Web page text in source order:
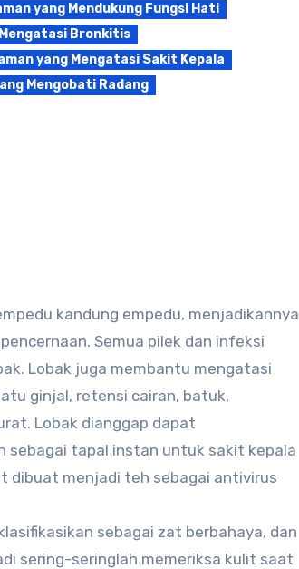
yang Mendukung Fungsi Hati
Bronkitis
yang Mengatasi Sakit Kepala
Mengobati Radang
kandung empedu, menjadikannya
Semua pilek dan infeksi
Lobak juga membantu mengatasi
ginjal, retensi cairan, batuk,
Lobak dianggap dapat
sebagai tapal instan untuk sakit kepala
dibuat menjadi teh sebagai antivirus
sebagai zat berbahaya, dan
sering-seringlah memeriksa kulit saat